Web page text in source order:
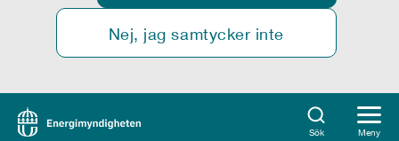
Nej, jag samtycker inte
Sök Meny